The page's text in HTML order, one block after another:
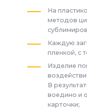
На
методов
Каждую
пленкой, с
Изделие
В
воедино и
карточки;